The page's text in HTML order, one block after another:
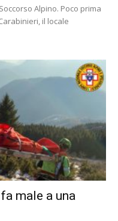
Alpino. Poco prima
il locale
male a una